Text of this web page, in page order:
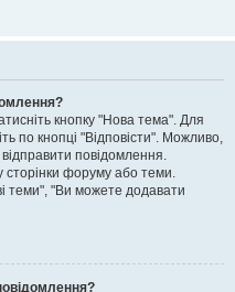
кнопку "Нова тема". Для
по кнопці "Відповісти". Можливо,
повідомлення.
сторінки форуму або теми.
теми", "Ви можете додавати